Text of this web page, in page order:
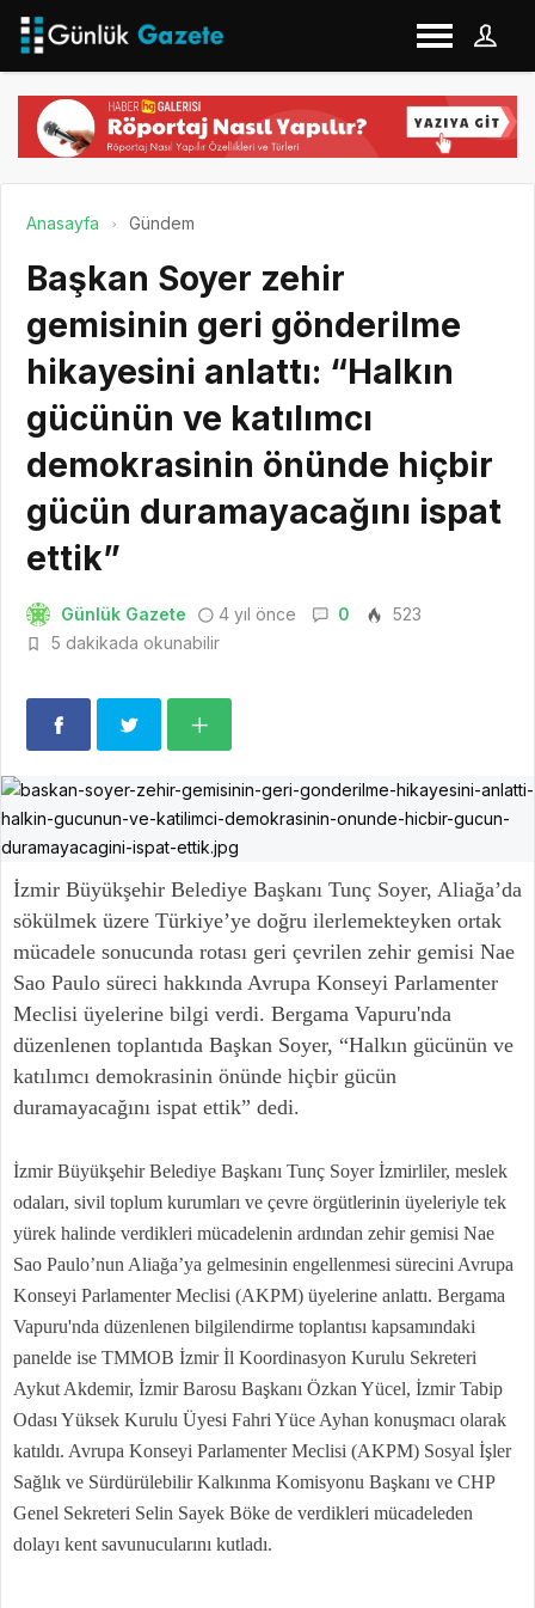
Anasayfa Gündem
Başkan Soyer zehir
gemisinin geri gönderilme
hikayesini anlattı: “Halkın
gücünün ve katılımcı
demokrasinin önünde hiçbir
gücün duramayacağını ispat
ettik”
Günlük Gazete 4 yıl önce 0
523
5 dakikada okunabilir
İzmir Büyükşehir Belediye Başkanı Tunç Soyer, Aliağa’da
sökülmek üzere Türkiye’ye doğru ilerlemekteyken ortak
mücadele sonucunda rotası geri çevrilen zehir gemisi Nae
Sao Paulo süreci hakkında Avrupa Konseyi Parlamenter
Meclisi üyelerine bilgi verdi. Bergama Vapuru'nda
düzenlenen toplantıda Başkan Soyer, “Halkın gücünün ve
katılımcı demokrasinin önünde hiçbir gücün
duramayacağını ispat ettik” dedi.
İzmir Büyükşehir Belediye Başkanı Tunç Soyer İzmirliler, meslek
odaları, sivil toplum kurumları ve çevre örgütlerinin üyeleriyle tek
yürek halinde verdikleri mücadelenin ardından zehir gemisi Nae
Sao Paulo’nun Aliağa’ya gelmesinin engellenmesi sürecini Avrupa
Konseyi Parlamenter Meclisi (AKPM) üyelerine anlattı. Bergama
Vapuru'nda düzenlenen bilgilendirme toplantısı kapsamındaki
panelde ise TMMOB İzmir İl Koordinasyon Kurulu Sekreteri
Aykut Akdemir, İzmir Barosu Başkanı Özkan Yücel, İzmir Tabip
Odası Yüksek Kurulu Üyesi Fahri Yüce Ayhan konuşmacı olarak
katıldı. Avrupa Konseyi Parlamenter Meclisi (AKPM) Sosyal İşler
Sağlık ve Sürdürülebilir Kalkınma Komisyonu Başkanı ve CHP
Genel Sekreteri Selin Sayek Böke de verdikleri mücadeleden
dolayı kent savunucularını kutladı.